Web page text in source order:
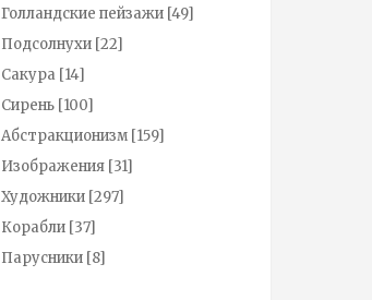
Голландские пейзажи [49]
Подсолнухи [22]
Сакура [14]
Сирень [100]
Абстракционизм [159]
Изображения [31]
Художники [297]
Корабли [37]
Парусники [8]